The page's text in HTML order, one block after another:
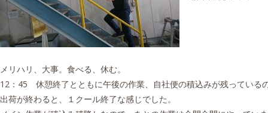
メリハリ、大事。食べる、休む。
12：45 休憩終了とともに午後の作業、自社便の積込みが残っている
出荷が終わると、１クール終了な感じでした。